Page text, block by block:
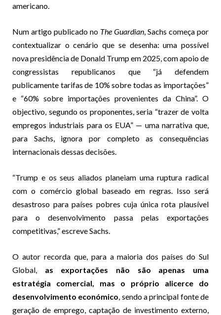
americano.
Num artigo publicado no The Guardian, Sachs começa por
contextualizar o cenário que se desenha: uma possível
nova presidência de Donald Trump em 2025, com apoio de
congressistas republicanos que “já defendem
publicamente tarifas de 10% sobre todas as importações”
e “60% sobre importações provenientes da China”. O
objectivo, segundo os proponentes, seria “trazer de volta
empregos industriais para os EUA” — uma narrativa que,
para Sachs, ignora por completo as consequências
internacionais dessas decisões.
“Trump e os seus aliados planeiam uma ruptura radical
com o comércio global baseado em regras. Isso será
desastroso para países pobres cuja única rota plausível
para o desenvolvimento passa pelas exportações
competitivas,” escreve Sachs.
O autor recorda que, para a maioria dos países do Sul
Global, as exportações não são apenas uma
estratégia comercial, mas o próprio alicerce do
desenvolvimento económico, sendo a principal fonte de
geração de emprego, captação de investimento externo,